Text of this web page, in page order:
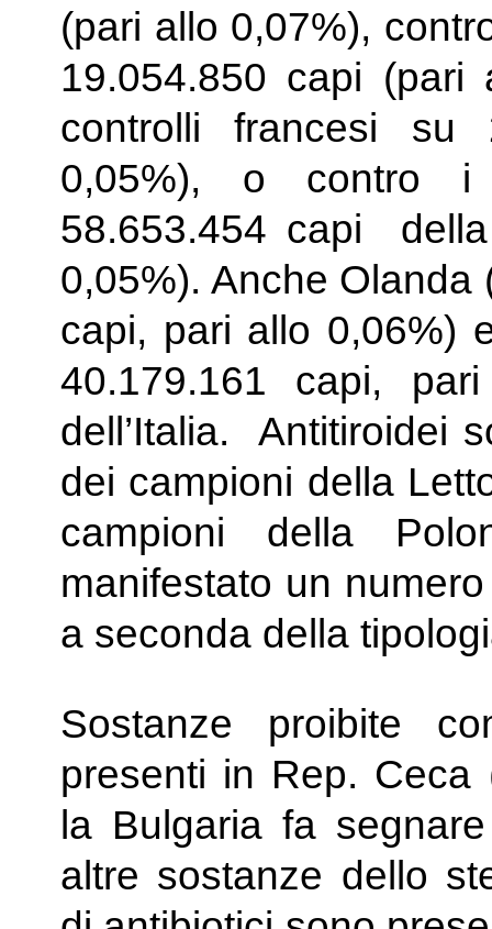
(pari allo 0,07%),
19.054.850 capi (pari
controlli francesi su
0,05%), o contro i
58.653.454 capi
0,05%). Anche
capi, pari allo 0,06%)
40.179.161 capi,
dell’Italia. Antitiroidei
dei campioni della
campioni della
manifestato un
a seconda della
Sostanze proibite
presenti in Rep. Ceca
la Bulgaria fa
altre sostanze dello